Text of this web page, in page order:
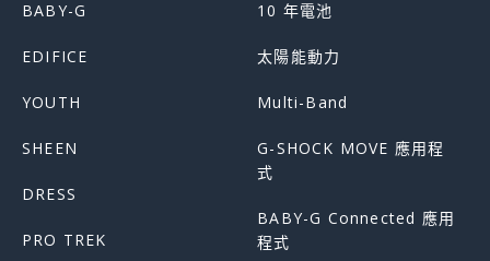
BABY-G
EDIFICE
YOUTH
SHEEN
DRESS
PRO TREK
10 年電池
太陽能動力
Multi-Band
G-SHOCK MOVE 應用程
式
BABY-G Connected 應用
程式